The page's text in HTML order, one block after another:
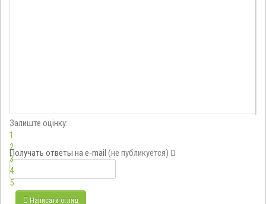
Залиште оцінку:
1
2
3
4
5
Получать ответы на e-mail (не публикуется)
Написати огляд